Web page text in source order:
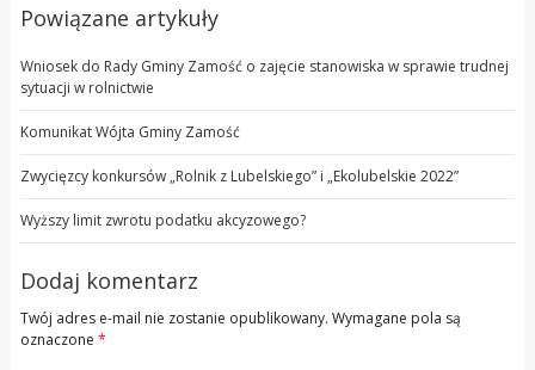
Powiązane artykuły
Wniosek do Rady Gminy Zamość o zajęcie stanowiska w sprawie trudnej
sytuacji w rolnictwie
Komunikat Wójta Gminy Zamość
Zwycięzcy konkursów „Rolnik z Lubelskiego” i „Ekolubelskie 2022”
Wyższy limit zwrotu podatku akcyzowego?
Dodaj komentarz
Twój adres e-mail nie zostanie opublikowany. Wymagane pola są
oznaczone *